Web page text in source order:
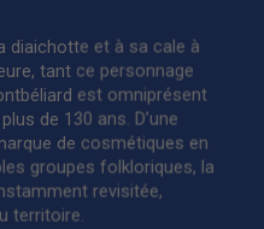
diaichotte et à sa cale à
tant ce personnage
est omniprésent
de 130 ans. D’une
de cosmétiques en
groupes folkloriques, la
revisitée,
territoire.